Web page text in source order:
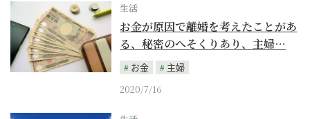
生活
お金が原因で離婚を考えたことがあ
る、秘密のへそくりあり、主婦…
お金
主婦
2020/7/16